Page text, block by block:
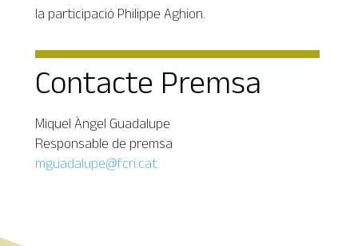
la participació Philippe Aghion.
Contacte Premsa
Miquel Àngel Guadalupe
Responsable de premsa
mguadalupe@fcri.cat